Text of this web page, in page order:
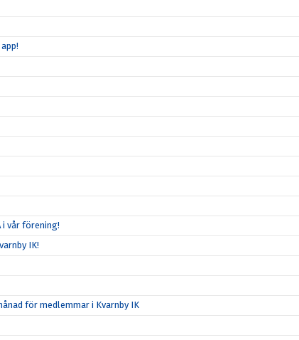
i vår förening!
IK!
för medlemmar i Kvarnby IK